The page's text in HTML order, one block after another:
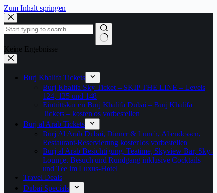
Zum Inhalt springen
Keine Ergebnisse
Burj Khalifa Tickets
Burj Khalifa Sky Ticket – SKIP THE LINE – Levels
124, 125 und 148
Eintrittskarten Burj Khalifa Dubai – Burj Khalifa
Tickets – kostenlos vorbestellen
Burj al Arab Tickets
Burj Al Arab Dubai, Dinner & Lunch, Abendessen,
Restaurant-Reservierung kostenlos vorbestellen
Burj al Arab Besichtigung, Teatime, Skyview Bar, Sky-
Lounge, Besuch und Rundgang inklusive Cocktails
und Tee im Luxus-Hotel
Travel Deals
Dubai Specials